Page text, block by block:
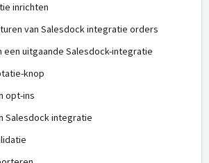
inrichten
van Salesdock integratie orders
een uitgaande Salesdock-integratie
knop
opt-ins
Salesdock integratie